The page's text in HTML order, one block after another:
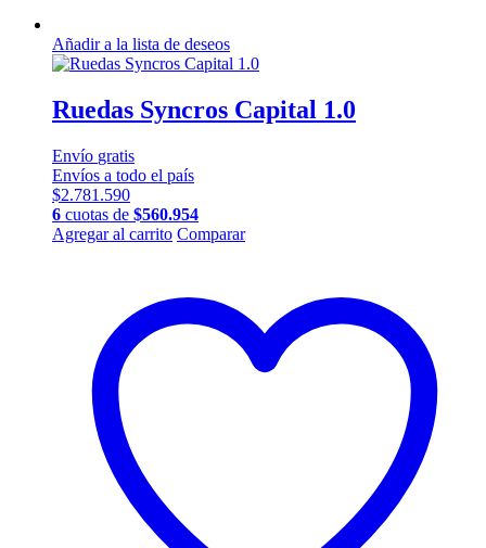
Añadir a la lista de deseos
Ruedas Syncros Capital 1.0
Envío gratis
Envíos a todo el país
$2.781.590
6 cuotas de $560.954
Agregar al carrito Comparar